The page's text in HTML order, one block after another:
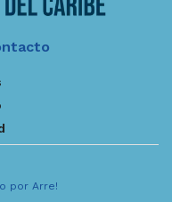
por Arre!